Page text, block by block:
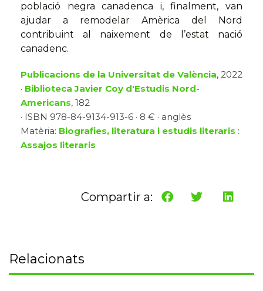
població negra canadenca i, finalment, van
ajudar a remodelar Amèrica del Nord
contribuint al naixement de l’estat nació
canadenc.
Publicacions de la Universitat de València, 2022
· Biblioteca Javier Coy d'Estudis Nord-
Americans, 182
· ISBN 978-84-9134-913-6 · 8 € · anglès
Matèria: Biografies, literatura i estudis literaris :
Assajos literaris
Compartir a:
Relacionats